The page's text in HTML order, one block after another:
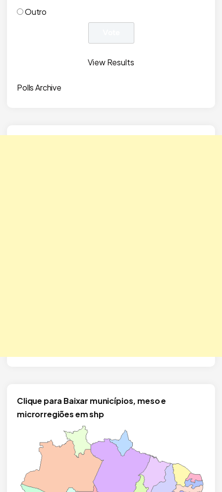
Outro
View Results
Polls Archive
Clique para Baixar municípios, meso e
microrregiões em shp